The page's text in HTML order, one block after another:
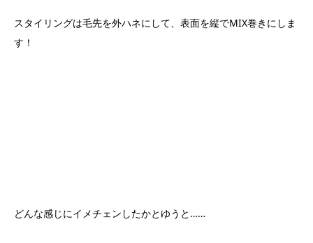
スタイリングは毛先を外ハネにして、表面を縦でMIX巻きにしま
す！
どんな感じにイメチェンしたかとゆうと……